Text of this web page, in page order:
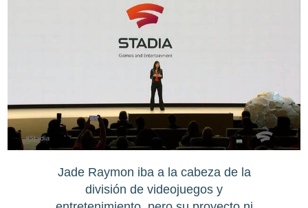
Jade Raymon iba a la cabeza de la
división de videojuegos y